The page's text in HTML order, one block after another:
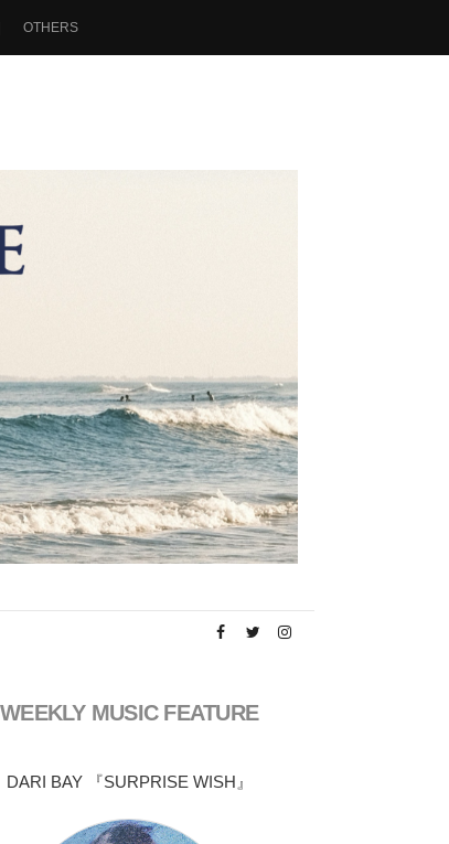
OTHERS
WEEKLY MUSIC FEATURE
DARI BAY 『SURPRISE WISH』